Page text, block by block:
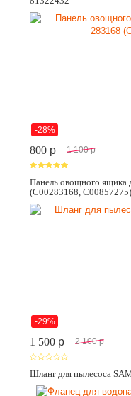
-28%
800 p 1 100 p
Панель овощного ящика
(C00283168, C00857275)
-29%
1 500 p 2 100 p
Шланг для пылесоса